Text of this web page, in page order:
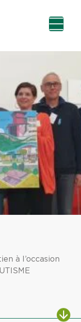
à l’occasion